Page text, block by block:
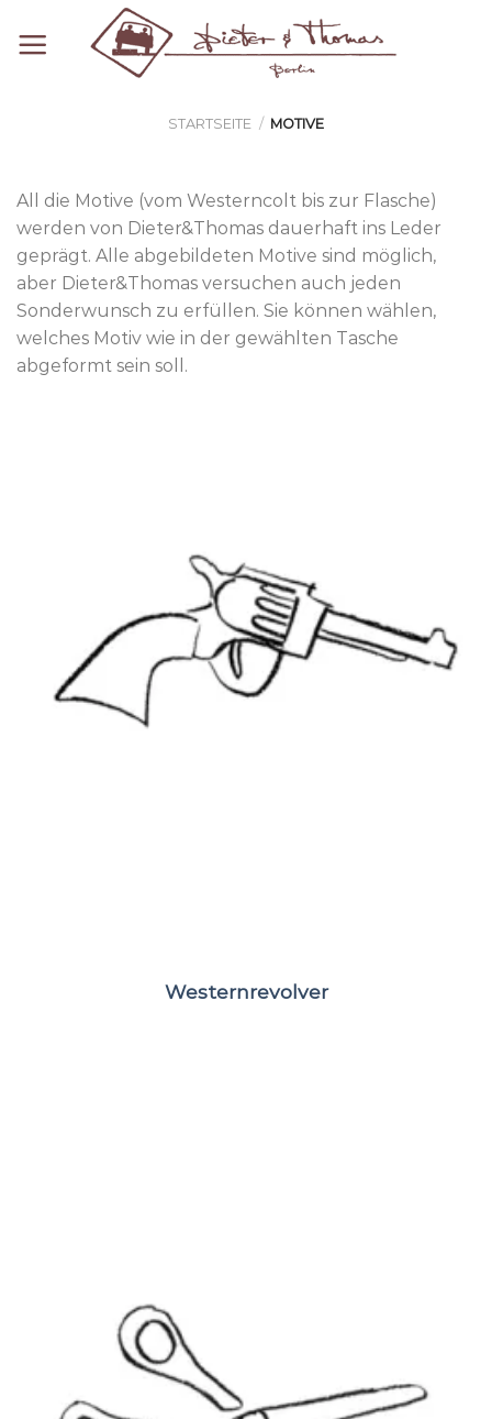
Inhalt
STARTSEITE / MOTIVE
All die Motive (vom Westerncolt bis zur Flasche)
werden von Dieter&Thomas dauerhaft ins Leder
geprägt. Alle abgebildeten Motive sind möglich,
aber Dieter&Thomas versuchen auch jeden
Sonderwunsch zu erfüllen. Sie können wählen,
welches Motiv wie in der gewählten Tasche
abgeformt sein soll.
Westernrevolver